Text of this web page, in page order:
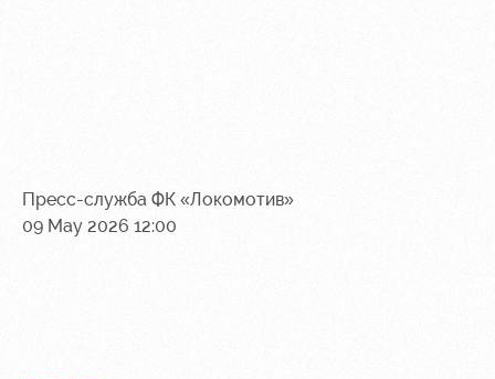
Пресс-служба ФК «Локомотив»
09 May 2026 12:00